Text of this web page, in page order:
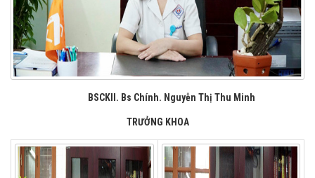
BSCKII. Bs Chính. Nguyễn Thị Thu Minh
TRƯỞNG KHOA